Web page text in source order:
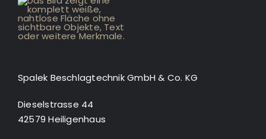
Spalek Beschlagtechnik GmbH & Co. KG
Dieselstrasse 44
42579 Heiligenhaus